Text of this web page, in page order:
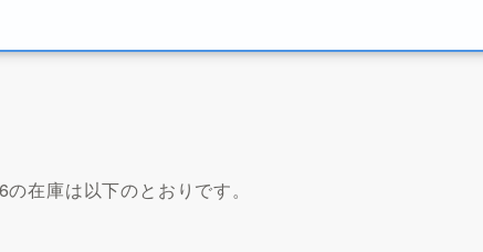
在庫は以下のとおりです。